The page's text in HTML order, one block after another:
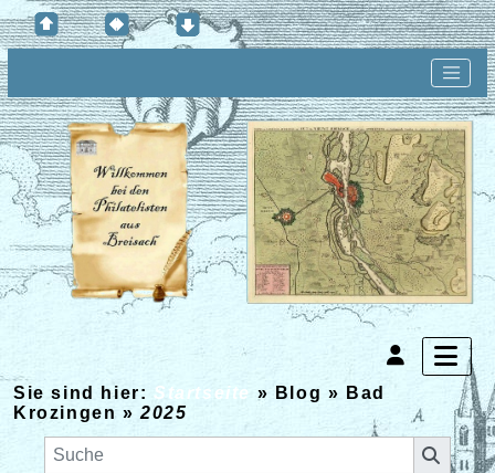
Sie sind hier: Startseite » Blog » Bad
Krozingen »2025